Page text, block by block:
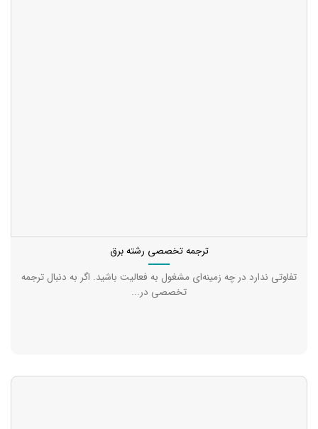
ترجمه تخصصی رشته برق
تفاوتی ندارد در چه زمینه‌ای مشغول به فعالیت باشید. اگر به دنبال ترجمه
تخصصی در...